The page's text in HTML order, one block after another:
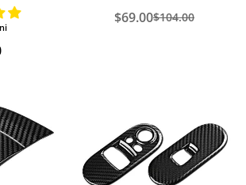
(AGGIUNTIVO)
Prezzo
$69.00Prezzo
$104.00
your age
18 years old or older?